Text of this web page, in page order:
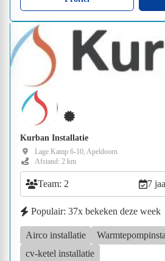
Kurban Installatie
Lage Kamp 6-10, Apeldoorn
Afstand: 2 km
Team: 2 7
Populair: 37x bekeken deze week
Airco installatie
cv-ketel installatie